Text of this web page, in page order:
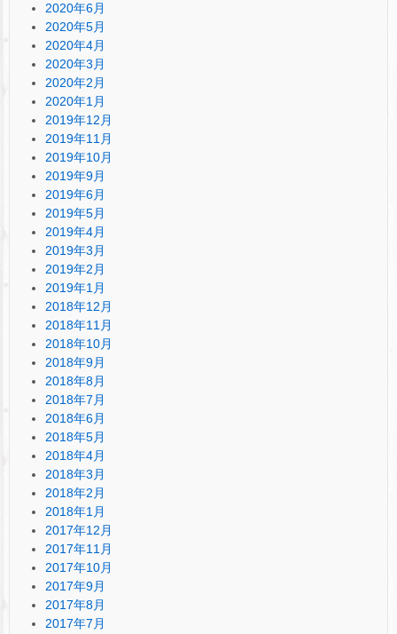
2020年6月
2020年5月
2020年4月
2020年3月
2020年2月
2020年1月
2019年12月
2019年11月
2019年10月
2019年9月
2019年6月
2019年5月
2019年4月
2019年3月
2019年2月
2019年1月
2018年12月
2018年11月
2018年10月
2018年9月
2018年8月
2018年7月
2018年6月
2018年5月
2018年4月
2018年3月
2018年2月
2018年1月
2017年12月
2017年11月
2017年10月
2017年9月
2017年8月
2017年7月